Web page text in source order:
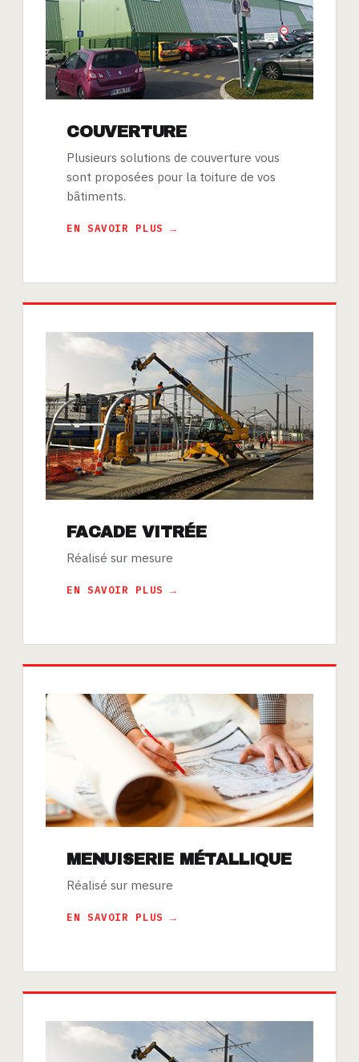
COUVERTURE
Plusieurs solutions de couverture vous
sont proposées pour la toiture de vos
bâtiments.
EN SAVOIR PLUS →
FACADE VITRÉE
Réalisé sur mesure
EN SAVOIR PLUS →
MENUISERIE MÉTALLIQUE
Réalisé sur mesure
EN SAVOIR PLUS →